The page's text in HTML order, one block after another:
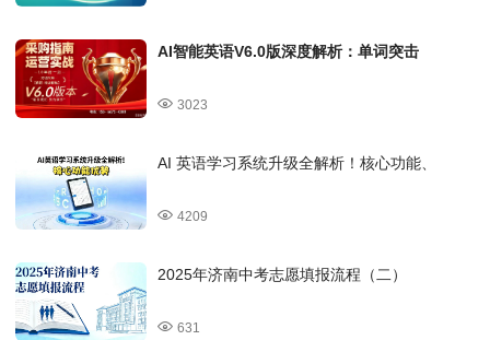
AI智能英语V6.0版深度解析：单词突击
3023
AI 英语学习系统升级全解析！核心功能、
4209
2025年济南中考志愿填报流程（二）
631